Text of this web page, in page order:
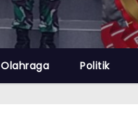
Olahraga Politik